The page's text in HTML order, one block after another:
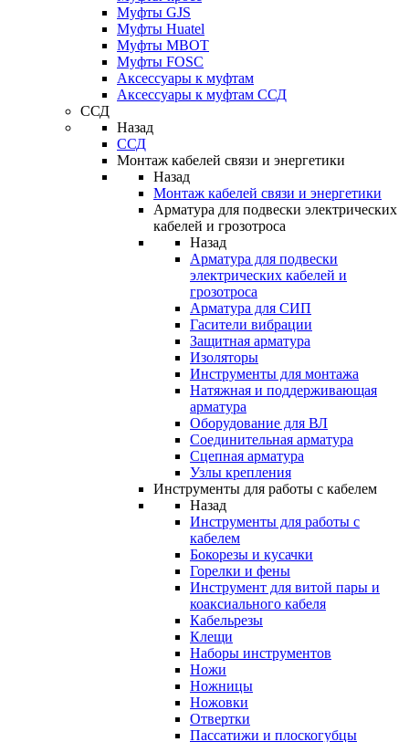
Муфты GJS
Муфты Huatel
Муфты МВОТ
Муфты FOSC
Аксессуары к муфтам
Аксессуары к муфтам ССД
ССД
Назад
ССД
Монтаж кабелей связи и энергетики
Назад
Монтаж кабелей связи и энергетики
Арматура для подвески электрических
кабелей и грозотроса
Назад
Арматура для подвески
электрических кабелей и
грозотроса
Арматура для СИП
Гасители вибрации
Защитная арматура
Изоляторы
Инструменты для монтажа
Натяжная и поддерживающая
арматура
Оборудование для ВЛ
Соединительная арматура
Сцепная арматура
Узлы крепления
Инструменты для работы с кабелем
Назад
Инструменты для работы с
кабелем
Бокорезы и кусачки
Горелки и фены
Инструмент для витой пары и
коаксиального кабеля
Кабельрезы
Клещи
Наборы инструментов
Ножи
Ножницы
Ножовки
Отвертки
Пассатижи и плоскогубцы